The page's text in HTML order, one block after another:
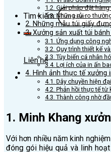
Tìm kiếm:
Liên hệ
1.2. Giải pháp đặt
1.3. Những rủi ro
2. Những mẫu túi giấy
3. Xưởng sản xuất túi
3.1. Ứng dụng công
3.2. Quy trình thiết kế
3.3. Tùy biến cá nhân
3.4. Lợi ích của in ấn
4. Hình ảnh thực tế xưởng
4.1. Dây chuyền hiện
4.2. Phản hồi thực tế
4.3. Thành công nhờ
1. Minh Khang
Với hơn nhiều năm kinh
đóng gói hiệu quả và linh